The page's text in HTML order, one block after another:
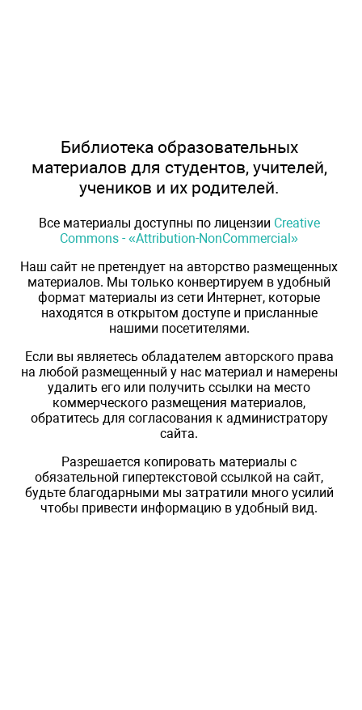
Библиотека образовательных
материалов для студентов, учителей,
учеников и их родителей.
Все материалы доступны по лицензии Creative
Commons - «Attribution-NonCommercial»
Наш сайт не претендует на авторство размещенных
материалов. Мы только конвертируем в удобный
формат материалы из сети Интернет, которые
находятся в открытом доступе и присланные
нашими посетителями.
Если вы являетесь обладателем авторского права
на любой размещенный у нас материал и намерены
удалить его или получить ссылки на место
коммерческого размещения материалов,
обратитесь для согласования к администратору
сайта.
Разрешается копировать материалы с
обязательной гипертекстовой ссылкой на сайт,
будьте благодарными мы затратили много усилий
чтобы привести информацию в удобный вид.